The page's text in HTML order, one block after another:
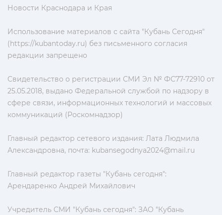
Новости Краснодара и Края
Использование материалов с сайта "Кубань Сегодня"
(https://kubantoday.ru) без письменного согласия
редакции запрещено
Свидетельство о регистрации СМИ Эл № ФС77-72910 от
25.05.2018, выдано Федеральной службой по надзору в
сфере связи, информационных технологий и массовых
коммуникаций (Роскомнадзор)
Главный редактор сетевого издания: Лата Людмила
Александровна, почта: kubansegodnya2024@mail.ru
Главный редактор газеты "Кубань сегодня":
Арендаренко Андрей Михайлович
Учредитель СМИ "Кубань сегодня": ЗАО "Кубань